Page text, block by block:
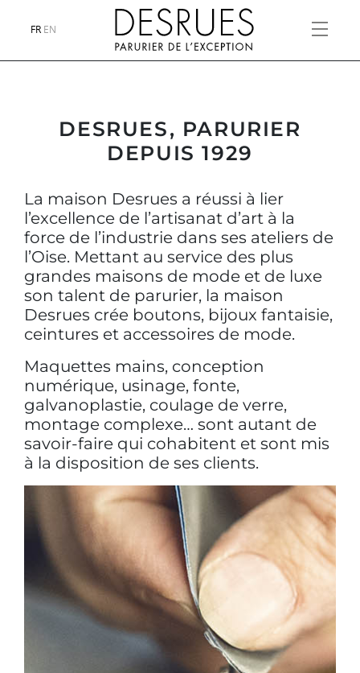
FR EN
DESRUES, PARURIER
DEPUIS 1929
La maison Desrues a réussi à lier
l’excellence de l’artisanat d’art à la
force de l’industrie dans ses ateliers de
l’Oise. Mettant au service des plus
grandes maisons de mode et de luxe
son talent de parurier, la maison
Desrues crée boutons, bijoux fantaisie,
ceintures et accessoires de mode.
Maquettes mains, conception
numérique, usinage, fonte,
galvanoplastie, coulage de verre,
montage complexe… sont autant de
savoir-faire qui cohabitent et sont mis
à la disposition de ses clients.